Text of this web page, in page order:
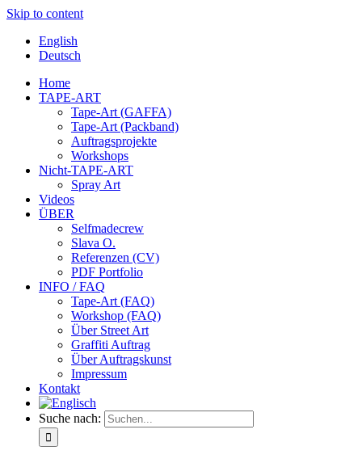
Skip to content
English
Deutsch
Home
TAPE-ART
Tape-Art (GAFFA)
Tape-Art (Packband)
Auftragsprojekte
Workshops
Nicht-TAPE-ART
Spray Art
Videos
ÜBER
Selfmadecrew
Slava O.
Referenzen (CV)
PDF Portfolio
INFO / FAQ
Tape-Art (FAQ)
Workshop (FAQ)
Über Street Art
Graffiti Auftrag
Über Auftragskunst
Impressum
Kontakt
Suche nach: